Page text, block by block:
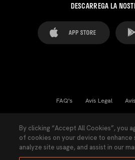
DESCARREGA LA
FAQ's Avís Legal
Llei de Transparència
Accessibilitat
By clicking “Accept All Cookies”, you
of cookies on your device to enhance
analyze site usage, and assist in our